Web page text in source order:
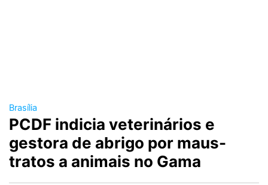
Brasília
PCDF indicia veterinários e
gestora de abrigo por maus-
tratos a animais no Gama